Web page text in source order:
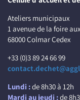
Ateliers municipaux
1 avenue de la foire
68000 Colmar Cedex
+33 (0)3 89 24 66 99
Lundi :de 8h30 à 12h
Mardi au jeudi :de